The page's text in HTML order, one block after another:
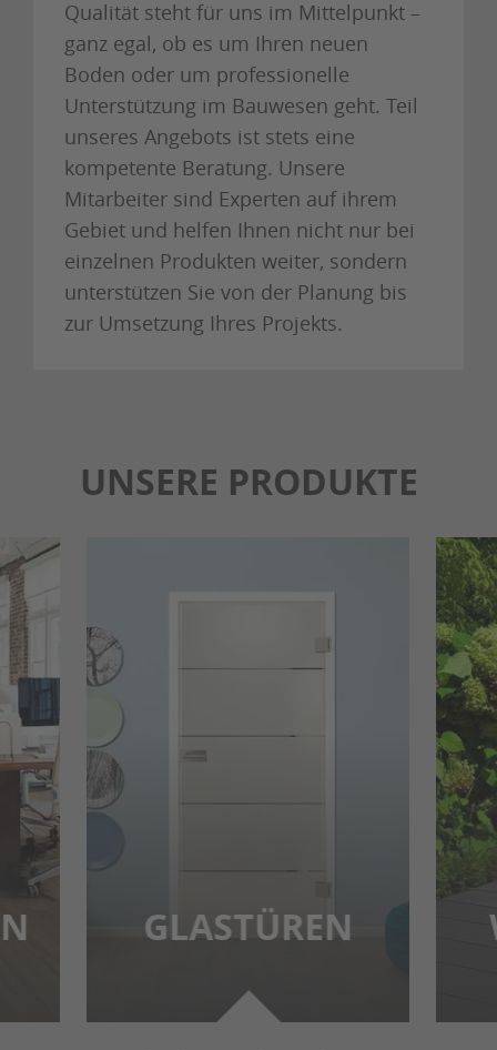
Qualität steht für uns im Mittelpunkt –
ganz egal, ob es um Ihren neuen
Boden oder um professionelle
Unterstützung im Bauwesen geht. Teil
unseres Angebots ist stets eine
kompetente Beratung. Unsere
Mitarbeiter sind Experten auf ihrem
Gebiet und helfen Ihnen nicht nur bei
einzelnen Produkten weiter, sondern
unterstützen Sie von der Planung bis
zur Umsetzung Ihres Projekts.
UNSERE PRODUKTE
GLASTÜREN